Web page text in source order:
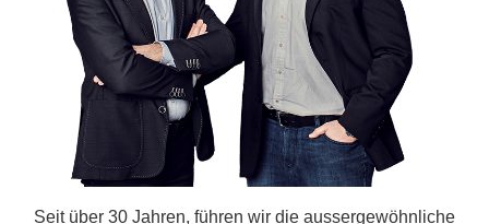
Seit über 30 Jahren, führen wir die aussergewöhnliche